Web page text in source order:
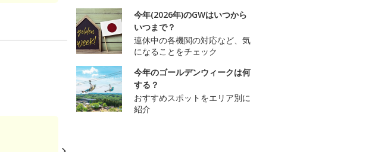
今年(2026年)のGWはいつから
いつまで？
連休中の各機関の対応など、気
になることをチェック
今年のゴールデンウィークは何
する？
おすすめスポットをエリア別に
紹介